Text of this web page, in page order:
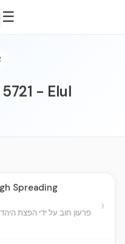
☰
- Elul
Spreading
פרעון חוב על ידי הפצת
›